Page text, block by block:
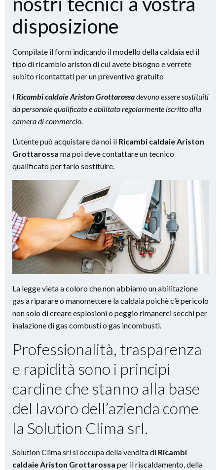
disposizione
Compilate il form indicando il modello della caldaia ed il
tipo di ricambio ariston di cui avete bisogno e verrete
subito ricontattati per un preventivo gratuito
I Ricambi caldaie Ariston Grottarossadevono essere sostituiti
da personale qualificato e abilitato regolarmente iscritto alla
camera di commercio.
L’utente può acquistare da noi il Ricambi caldaie Ariston
Grottarossa ma poi deve contattare un tecnico
qualificato per farlo sostituire.
La legge vieta a coloro che non abbiamo un abilitazione
gas a riparare o manomettere la caldaia poichè c’è pericolo
non solo di creare esplosioni o peggio rimanerci secchi per
inalazione di gas combusti o gas incombusti.
Professionalità, trasparenza
e rapidità sono i principi
cardine che stanno alla base
del lavoro dell’azienda come
la Solution Clima srl.
Solution Clima srl si occupa della vendita di Ricambi
caldaie Ariston Grottarossa per il riscaldamento, della